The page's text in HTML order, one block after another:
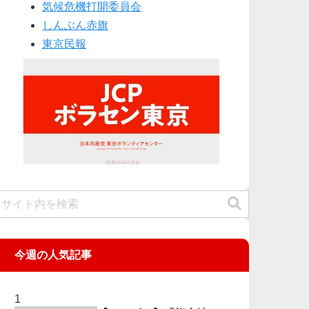
気候危機打開委員会
しんぶん赤旗
東京民報
今週の人気記事